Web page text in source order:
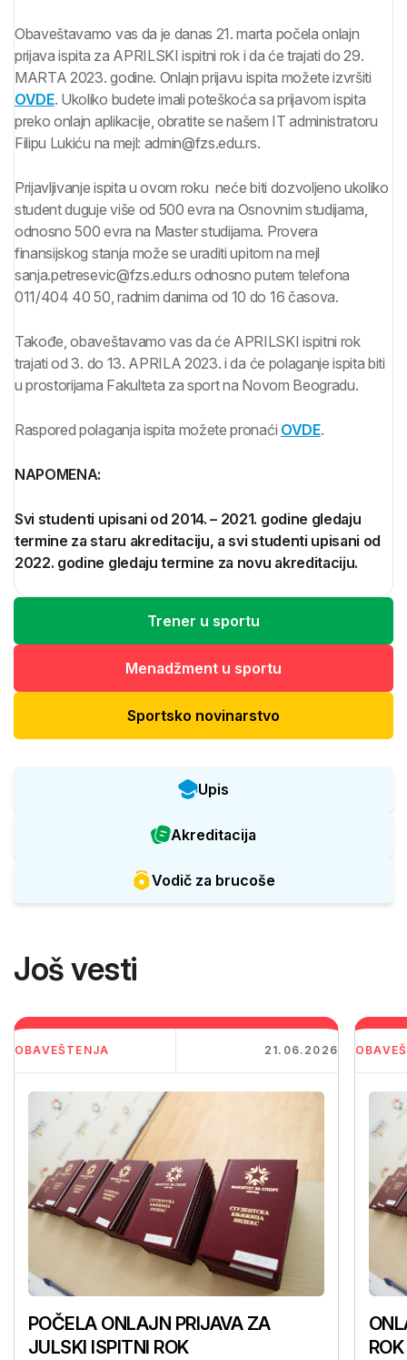
Obaveštavamo vas da je danas 21. marta počela onlajn
prijava ispita za APRILSKI ispitni rok i da će trajati do 29.
MARTA 2023. godine. Onlajn prijavu ispita možete izvršiti
OVDE. Ukoliko budete imali poteškoća sa prijavom ispita
preko onlajn aplikacije, obratite se našem IT administratoru
Filipu Lukiću na mejl: admin@fzs.edu.rs.
Prijavljivanje ispita u ovom roku neće biti dozvoljeno ukoliko
student duguje više od 500 evra na Osnovnim studijama,
odnosno 500 evra na Master studijama. Provera
finansijskog stanja može se uraditi upitom na mejl
sanja.petresevic@fzs.edu.rs odnosno putem telefona
011/404 40 50, radnim danima od 10 do 16 časova.
Takođe, obaveštavamo vas da će APRILSKI ispitni rok
trajati od 3. do 13. APRILA 2023. i da će polaganje ispita biti
u prostorijama Fakulteta za sport na Novom Beogradu.
Raspored polaganja ispita možete pronaći OVDE.
NAPOMENA:
Svi studenti upisani od 2014. – 2021. godine gledaju
termine za staru akreditaciju, a svi studenti upisani od
2022. godine gledaju termine za novu akreditaciju.
Trener u sportu
Menadžment u sportu
Sportsko novinarstvo
Upis
Akreditacija
Vodič za brucoše
Još vesti
OBAVEŠTENJA 21.06.2026
POČELA ONLAJN PRIJAVA ZA
JULSKI ISPITNI ROK